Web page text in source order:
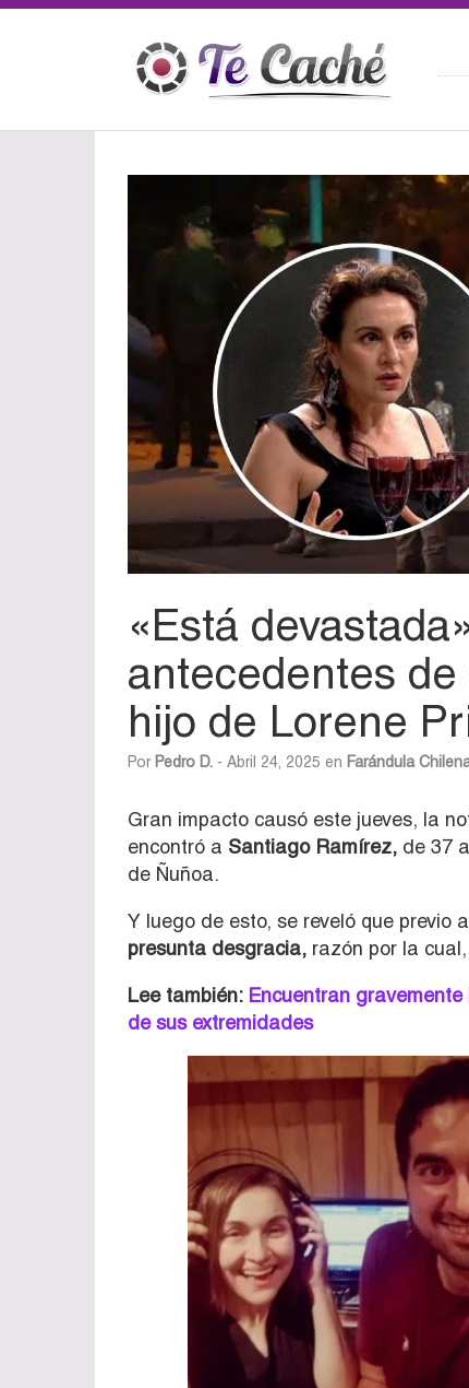
«Está
antecedentes
hijo de Lorene
Por Pedro D. - Abril 24, 2025 en Farándula
Gran impacto causó este jueves, la
encontró a Santiago Ramírez, de 37
de Ñuñoa.
Y luego de esto, se reveló que previo
presunta desgracia, razón por la
Lee también:Encuentran gravemente
de sus extremidades